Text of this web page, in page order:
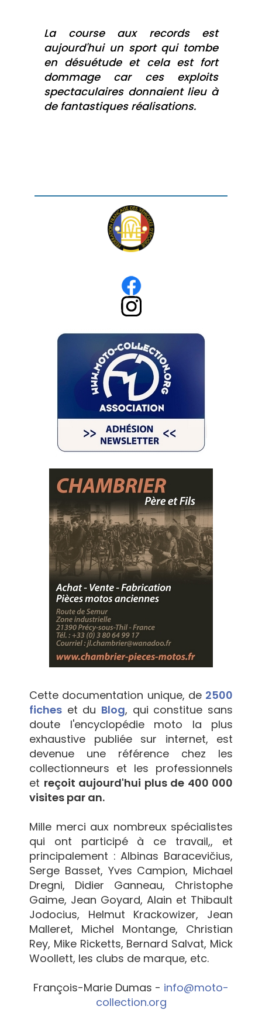
La course aux records est
aujourd'hui un sport qui tombe
en désuétude et cela est fort
dommage car ces exploits
spectaculaires donnaient lieu à
de fantastiques réalisations.
Cette documentation unique, de 2500
fiches et du Blog, qui constitue sans
doute l'encyclopédie moto la plus
exhaustive publiée sur internet, est
devenue une référence chez les
collectionneurs et les professionnels
et reçoit aujourd'hui plus de 400 000
visites par an.
Mille merci aux nombreux spécialistes
qui ont participé à ce travail,, et
principalement : Albinas Baracevičius,
Serge Basset, Yves Campion, Michael
Dregni, Didier Ganneau, Christophe
Gaime, Jean Goyard, Alain et Thibault
Jodocius, Helmut Krackowizer, Jean
Malleret, Michel Montange, Christian
Rey, Mike Ricketts, Bernard Salvat, Mick
Woollett, les clubs de marque, etc.
François-Marie Dumas - info@moto-
collection.org